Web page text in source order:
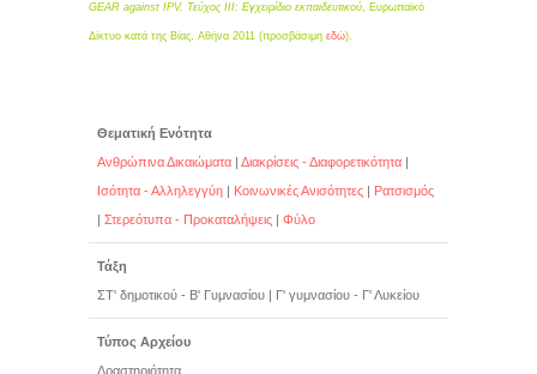
GEAR against IPV. Τεύχος III: Εγχειρίδιο εκπαιδευτικού, Ευρωπαϊκό
Δίκτυο κατά της Βίας, Αθήνα 2011 (προσβάσιμη εδώ).
Θεματική Ενότητα
Ανθρώπινα Δικαιώματα | Διακρίσεις - Διαφορετικότητα |
Ισότητα - Αλληλεγγύη | Κοινωνικές Ανισότητες | Ρατσισμός
| Στερεότυπα - Προκαταλήψεις | Φύλο
Τάξη
ΣΤ' δημοτικού - Β' Γυμνασίου | Γ' γυμνασίου - Γ' Λυκείου
Τύπος Αρχείου
Δραστηριότητα